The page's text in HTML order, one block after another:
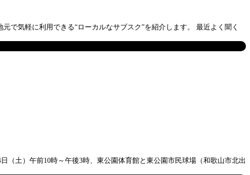
で気軽に利用できる“ローカルなサブスク”を紹介します。 最近よく聞く
（土）午前10時～午後3時、東公園体育館と東公園市民球場（和歌山市北出